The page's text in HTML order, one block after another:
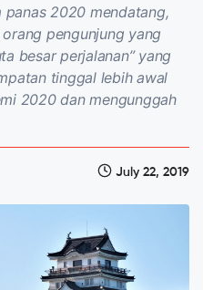
2020 mendatang,
pengunjung yang
besar perjalanan” yang
tinggal lebih awal
2020 dan mengunggah
July 22, 2019